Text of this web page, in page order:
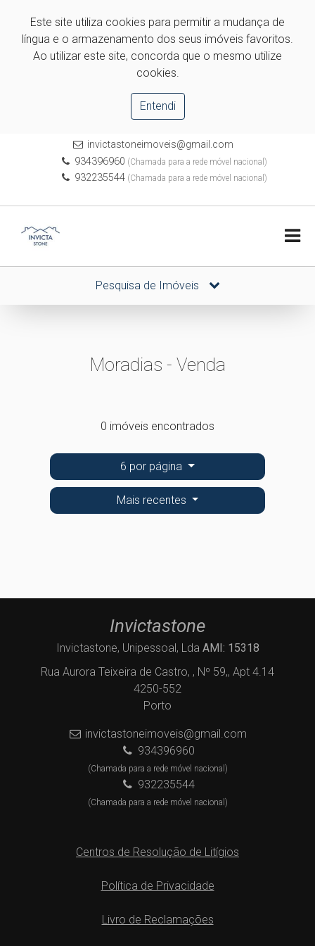
Este site utiliza cookies para permitir a mudança de
língua e o armazenamento dos seus imóveis favoritos.
Ao utilizar este site, concorda que o mesmo utilize
cookies.
Entendi
invictastoneimoveis@gmail.com
934396960 (Chamada para a rede móvel nacional)
932235544 (Chamada para a rede móvel nacional)
Pesquisa de Imóveis
Moradias - Venda
0 imóveis encontrados
6 por página
Mais recentes
Invictastone
Invictastone, Unipessoal, Lda AMI: 15318
Rua Aurora Teixeira de Castro, , Nº 59,, Apt 4.14
4250-552
Porto
invictastoneimoveis@gmail.com
934396960
(Chamada para a rede móvel nacional)
932235544
(Chamada para a rede móvel nacional)
Centros de Resolução de Litígios
Política de Privacidade
Livro de Reclamações